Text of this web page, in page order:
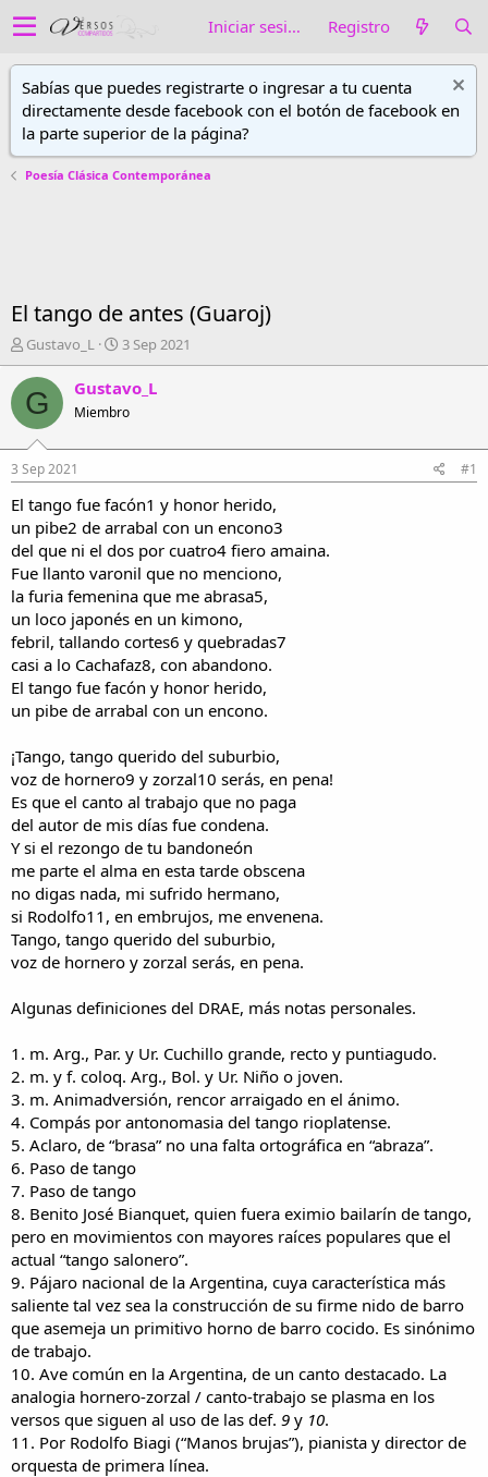
Iniciar sesión Registro
Sabías que puedes registrarte o ingresar a tu cuenta
directamente desde facebook con el botón de facebook en
la parte superior de la página?
Poesía Clásica Contemporánea
El tango de antes (Guaroj)
A
u
t
o
r
d
e
h
o
Gustavo_L
F
e
c
a
i
n
c
i
o
3 Sep 2021
G Gustavo_L
Miembro
3 Sep 2021 #1
El tango fue facón1 y honor herido,
un pibe2 de arrabal con un encono3
del que ni el dos por cuatro4 fiero amaina.
Fue llanto varonil que no menciono,
la furia femenina que me abrasa5,
un loco japonés en un kimono,
febril, tallando cortes6 y quebradas7
casi a lo Cachafaz8, con abandono.
El tango fue facón y honor herido,
un pibe de arrabal con un encono.
¡Tango, tango querido del suburbio,
voz de hornero9 y zorzal10 serás, en pena!
Es que el canto al trabajo que no paga
del autor de mis días fue condena.
Y si el rezongo de tu bandoneón
me parte el alma en esta tarde obscena
no digas nada, mi sufrido hermano,
si Rodolfo11, en embrujos, me envenena.
Tango, tango querido del suburbio,
voz de hornero y zorzal serás, en pena.
Algunas definiciones del DRAE, más notas personales.
1. m. Arg., Par. y Ur. Cuchillo grande, recto y puntiagudo.
2. m. y f. coloq. Arg., Bol. y Ur. Niño o joven.
3. m. Animadversión, rencor arraigado en el ánimo.
4. Compás por antonomasia del tango rioplatense.
5. Aclaro, de “brasa” no una falta ortográfica en “abraza”.
6. Paso de tango
7. Paso de tango
8. Benito José Bianquet, quien fuera eximio bailarín de tango,
pero en movimientos con mayores raíces populares que el
actual “tango salonero”.
9. Pájaro nacional de la Argentina, cuya característica más
saliente tal vez sea la construcción de su firme nido de barro
que asemeja un primitivo horno de barro cocido. Es sinónimo
de trabajo.
10. Ave común en la Argentina, de un canto destacado. La
analogia hornero-zorzal / canto-trabajo se plasma en los
versos que siguen al uso de las def. 9 y 10.
11. Por Rodolfo Biagi (“Manos brujas”), pianista y director de
orquesta de primera línea.